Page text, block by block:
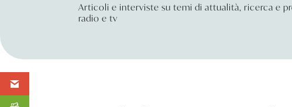
Articoli e interviste su temi di attualità, ricerca e
radio e tv